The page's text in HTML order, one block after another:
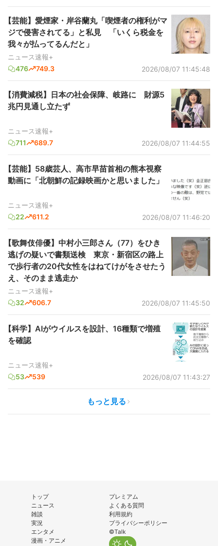
【芸能】愛煙家・岸谷蘭丸「喫煙者の権利がマ
ジで侵害されてる」と私見 「いくら税金を
我々が払ってるんだと」
ニュース速報+
476
749.3 2026/08/07 11:45:48
【消費減税】日本の社会保障、岐路に 財源5
兆円見通し立たず
ニュース速報+
711
689.7 2026/08/07 11:44:55
【芸能】58歳芸人、高市早苗首相の熊本視察
動画に「北朝鮮の記録映画かと思いました」
ニュース速報+
22
611.2 2026/08/07 11:46:20
【歌舞伎俳優】中村小三郎さん（77）をひき
逃げの疑いで書類送検 東京・新宿区の路上
で歩行者の20代女性をはねてけがをさせたう
え、そのまま逃走か
ニュース速報+
32
606.7 2026/08/07 11:45:50
【科学】AIがウイルスを設計、16種類で増殖
を確認
ニュース速報+
53
539 2026/08/07 11:43:27
もっと見る
トップ
ニュース
雑談
実況
エンタメ
漫画・アニメ
プレミアム
よくある質問
利用規約
プライバシーポリシー
©Talk